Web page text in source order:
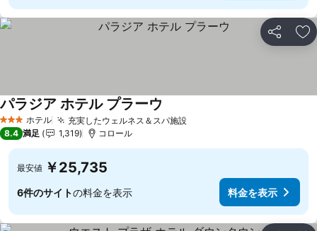
シェア お
3 ホテルのランク
ホテル 充実したウェルネス＆スパ施設料金を表示
パラジア ホテル プラーウ
8.4 満足 1,319 コロール
最安値 ￥25,735
6件のサイトの料金を表示 料金を表示